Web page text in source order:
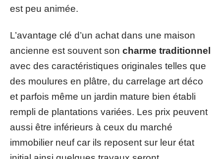
est peu animée.
L’avantage clé d’un achat dans une maison
ancienne est souvent son charme traditionnel
avec des caractéristiques originales telles que
des moulures en plâtre, du carrelage art déco
et parfois même un jardin mature bien établi
rempli de plantations variées. Les prix peuvent
aussi être inférieurs à ceux du marché
immobilier neuf car ils reposent sur leur état